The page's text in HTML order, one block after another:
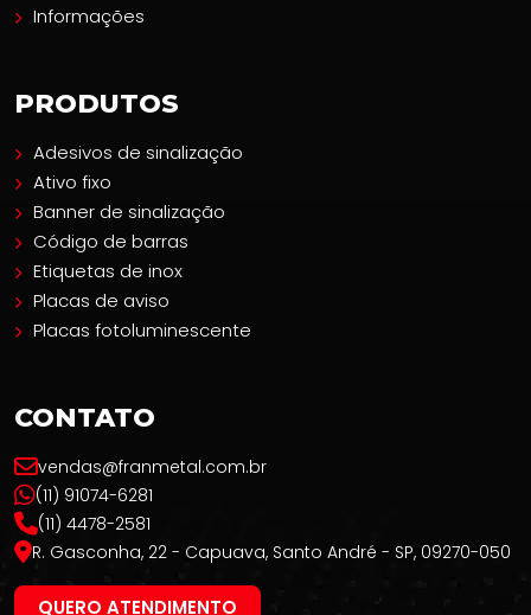
Informações
PRODUTOS
Adesivos de sinalização
Ativo fixo
Banner de sinalização
Código de barras
Etiquetas de inox
Placas de aviso
Placas fotoluminescente
CONTATO
vendas@franmetal.com.br
(11) 91074-6281
(11) 4478-2581
R. Gasconha, 22 - Capuava, Santo André - SP, 09270-050
QUERO ATENDIMENTO